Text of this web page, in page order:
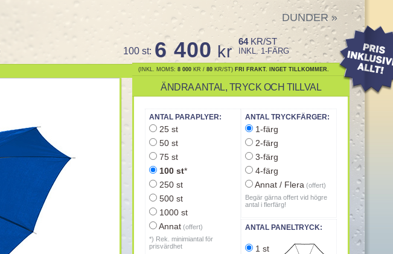
DUNDER »
100 st: 6 400 kr
64KR/ST
INKL. 1-FÄRG
(INKL. MOMS: 8 000 KR / 80 KR/ST) FRI FRAKT. INGET TILLKOMMER.
ÄNDRA ANTAL, TRYCK OCH TILLVAL
ANTAL PARAPLYER:
25 st
50 st
75 st
100 st*
250 st
500 st
1000 st
Annat (offert)
*) Rek. minimiantal för
prisvärdhet
ANTAL TRYCKFÄRGER:
1-färg
2-färg
3-färg
4-färg
Annat / Flera (offert)
Begär gärna offert vid högre
antal i flerfärg!
ANTAL PANELTRYCK:
1 st